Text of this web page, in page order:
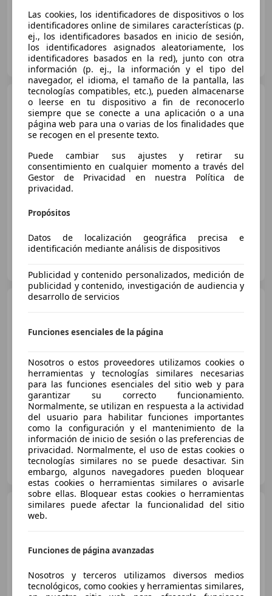
FLEXICAR ASTURIAS.
ES-33010 OVIEDO
Volkswagen T-Cross1.0
TSI Life Aut. 85kW
€ 16.990
Súper oferta
02/2024
FLEXICAR ASTURIAS.
€ 14.990
Súperoferta
05/2021 80.384 km Gasolina 81 kW (110 CV)
FLEXICAR ASTURIAS.
ES-33010 OVIEDO
Volkswagen T-Cross1.0
Súper
oferta
Las cookies, los identificadores de dispositivos o los
identificadores online de similares características (p.
ej., los identificadores basados en inicio de sesión,
los identificadores asignados aleatoriamente, los
identificadores basados en la red), junto con otra
información (p. ej., la información y el tipo del
navegador, el idioma, el tamaño de la pantalla, las
tecnologías compatibles, etc.), pueden almacenarse
o leerse en tu dispositivo a fin de reconocerlo
siempre que se conecte a una aplicación o a una
página web para una o varias de los finalidades que
se recogen en el presente texto.
Puede cambiar sus ajustes y retirar su
consentimiento en cualquier momento a través del
Gestor de Privacidad en nuestra Política de
privacidad.
Propósitos
Datos de localización geográfica precisa e
identificación mediante análisis de dispositivos
Publicidad y contenido personalizados, medición de
publicidad y contenido, investigación de audiencia y
desarrollo de servicios
Funciones esenciales de la página
Nosotros o estos proveedores utilizamos cookies o
herramientas y tecnologías similares necesarias
para las funciones esenciales del sitio web y para
garantizar su correcto funcionamiento.
Normalmente, se utilizan en respuesta a la actividad
del usuario para habilitar funciones importantes
como la configuración y el mantenimiento de la
información de inicio de sesión o las preferencias de
privacidad. Normalmente, el uso de estas cookies o
tecnologías similares no se puede desactivar. Sin
embargo, algunos navegadores pueden bloquear
estas cookies o herramientas similares o avisarle
sobre ellas. Bloquear estas cookies o herramientas
similares puede afectar la funcionalidad del sitio
web.
Funciones de página avanzadas
Nosotros y terceros utilizamos diversos medios
tecnológicos, como cookies y herramientas similares,